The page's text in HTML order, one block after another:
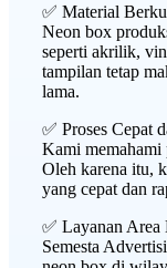
✅ Material
Neon box
seperti akrilik,
tampilan tetap
lama.
✅ Proses Cepat
Kami memahami
Oleh karena itu,
yang cepat dan
✅ Layanan Area
Semesta